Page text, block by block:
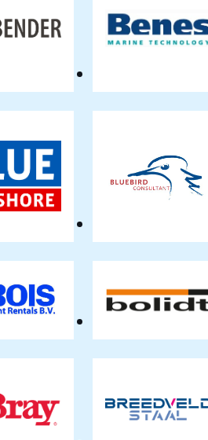
Bender
Benes
BV
Blue
Offshore
Bluebird
BOIS
Equipment
Rentals
Bolidt
BV
Bray